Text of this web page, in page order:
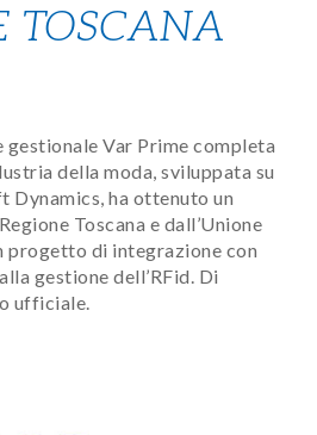
TOSCANA
gestionale Var Prime completa
della moda, sviluppata su
ha ottenuto un
Toscana e dall’Unione
progetto di integrazione con
gestione dell’RFid. Di
ufficiale.